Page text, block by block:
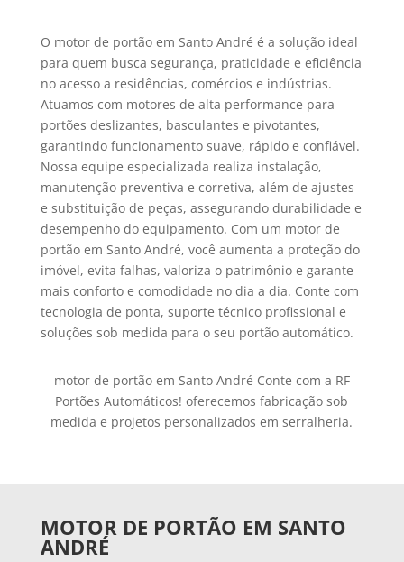
O motor de portão em Santo André é a solução ideal
para quem busca segurança, praticidade e eficiência
no acesso a residências, comércios e indústrias.
Atuamos com motores de alta performance para
portões deslizantes, basculantes e pivotantes,
garantindo funcionamento suave, rápido e confiável.
Nossa equipe especializada realiza instalação,
manutenção preventiva e corretiva, além de ajustes
e substituição de peças, assegurando durabilidade e
desempenho do equipamento. Com um motor de
portão em Santo André, você aumenta a proteção do
imóvel, evita falhas, valoriza o patrimônio e garante
mais conforto e comodidade no dia a dia. Conte com
tecnologia de ponta, suporte técnico profissional e
soluções sob medida para o seu portão automático.
motor de portão em Santo André Conte com a RF
Portões Automáticos! oferecemos fabricação sob
medida e projetos personalizados em serralheria.
MOTOR DE PORTÃO EM SANTO
ANDRÉ